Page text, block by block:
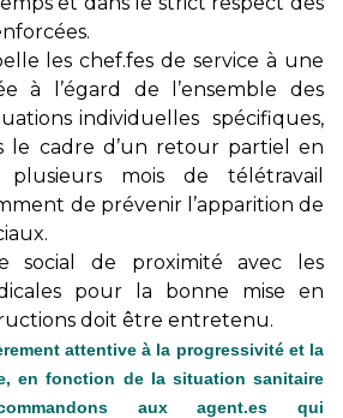
les chef.fes de service à une
à l’égard de l’ensemble des
individuelles spécifiques,
le cadre d’un retour partiel en
plusieurs mois de télétravail
de prévenir l’apparition de
de proximité avec les
pour la bonne mise en
doit être entretenu.
attentive à la progressivité et la
en fonction de la situation sanitaire
aux agent.es qui